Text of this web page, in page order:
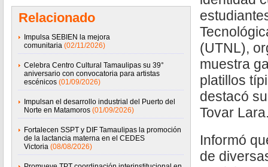
Relacionado
Impulsa SEBIEN la mejora
comunitaria (02/11/2026)
Celebra Centro Cultural Tamaulipas su 39°
aniversario con convocatoria para artistas
escénicos (01/09/2026)
Impulsan el desarrollo industrial del Puerto del
Norte en Matamoros (01/09/2026)
Fortalecen SSPT y DIF Tamaulipas la promoción
de la lactancia materna en el CEDES
Victoria (08/08/2026)
(UTNL),
muestra
platillos
destacó
Tovar
Informó
de